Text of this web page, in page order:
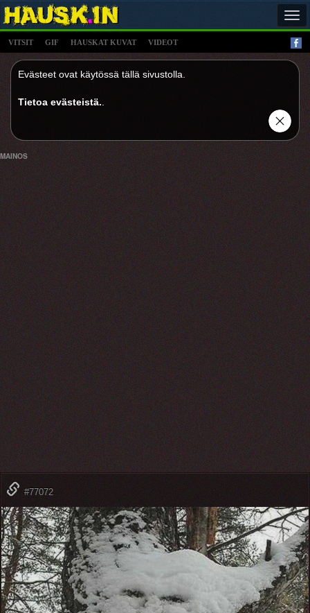
VITSIT GIF HAUSKAT KUVAT VIDEOT
Evästeet ovat käytössä tällä sivustolla.
Tietoa evästeistä.
MAINOS
#77072